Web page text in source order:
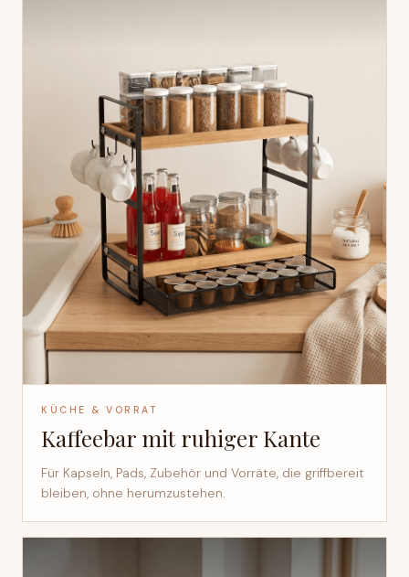
KÜCHE & VORRAT
Kaffeebar mit ruhiger Kante
Für Kapseln, Pads, Zubehör und Vorräte, die griffbereit
bleiben, ohne herumzustehen.